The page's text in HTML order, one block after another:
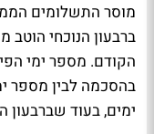
מוסר התשלומים
ברבעון הנוכחי
הקודם. מספר ימי
ימים, בעוד שברבעון